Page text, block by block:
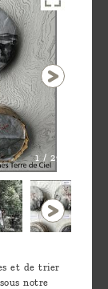
1 / 29
et de trier
notre